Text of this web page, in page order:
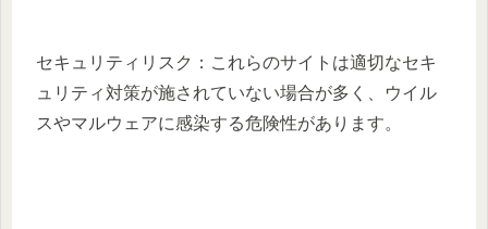
セキュリティリスク：​これらのサイトは適切なセキ
ュリティ対策が施されていない場合が多く、ウイル
スやマルウェアに感染する危険性があります。​